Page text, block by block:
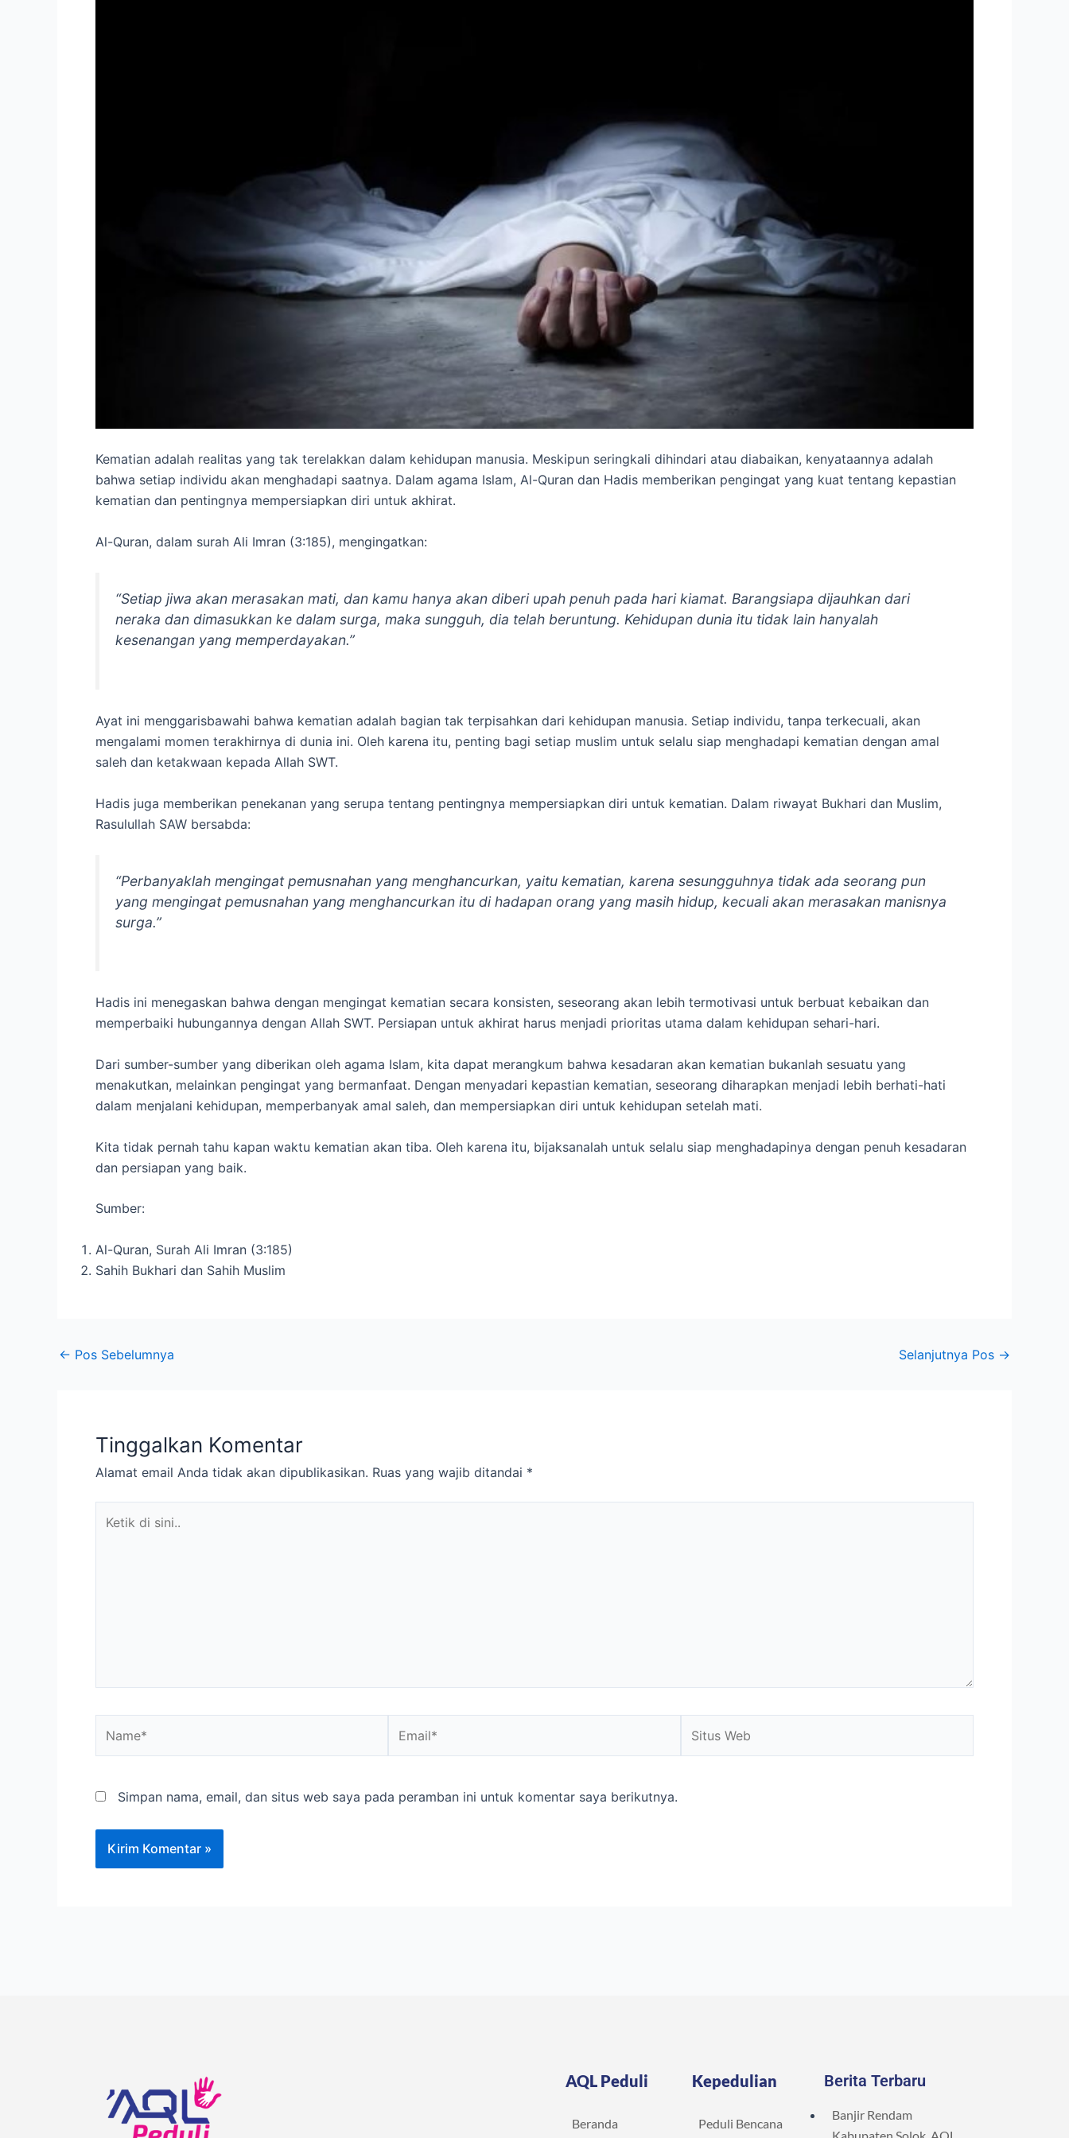
Kematian adalah realitas yang tak terelakkan dalam kehidupan manusia. Meskipun seringkali dihindari atau diabaikan, kenyataannya adalah
bahwa setiap individu akan menghadapi saatnya. Dalam agama Islam, Al-Quran dan Hadis memberikan pengingat yang kuat tentang kepastian
kematian dan pentingnya mempersiapkan diri untuk akhirat.
Al-Quran, dalam surah Ali Imran (3:185), mengingatkan:
“Setiap jiwa akan merasakan mati, dan kamu hanya akan diberi upah penuh pada hari kiamat. Barangsiapa dijauhkan dari
neraka dan dimasukkan ke dalam surga, maka sungguh, dia telah beruntung. Kehidupan dunia itu tidak lain hanyalah
kesenangan yang memperdayakan.”
Ayat ini menggarisbawahi bahwa kematian adalah bagian tak terpisahkan dari kehidupan manusia. Setiap individu, tanpa terkecuali, akan
mengalami momen terakhirnya di dunia ini. Oleh karena itu, penting bagi setiap muslim untuk selalu siap menghadapi kematian dengan amal
saleh dan ketakwaan kepada Allah SWT.
Hadis juga memberikan penekanan yang serupa tentang pentingnya mempersiapkan diri untuk kematian. Dalam riwayat Bukhari dan Muslim,
Rasulullah SAW bersabda:
“Perbanyaklah mengingat pemusnahan yang menghancurkan, yaitu kematian, karena sesungguhnya tidak ada seorang pun
yang mengingat pemusnahan yang menghancurkan itu di hadapan orang yang masih hidup, kecuali akan merasakan manisnya
surga.”
Hadis ini menegaskan bahwa dengan mengingat kematian secara konsisten, seseorang akan lebih termotivasi untuk berbuat kebaikan dan
memperbaiki hubungannya dengan Allah SWT. Persiapan untuk akhirat harus menjadi prioritas utama dalam kehidupan sehari-hari.
Dari sumber-sumber yang diberikan oleh agama Islam, kita dapat merangkum bahwa kesadaran akan kematian bukanlah sesuatu yang
menakutkan, melainkan pengingat yang bermanfaat. Dengan menyadari kepastian kematian, seseorang diharapkan menjadi lebih berhati-hati
dalam menjalani kehidupan, memperbanyak amal saleh, dan mempersiapkan diri untuk kehidupan setelah mati.
Kita tidak pernah tahu kapan waktu kematian akan tiba. Oleh karena itu, bijaksanalah untuk selalu siap menghadapinya dengan penuh kesadaran
dan persiapan yang baik.
Sumber:
Al-Quran, Surah Ali Imran (3:185)
Sahih Bukhari dan Sahih Muslim
← Pos Sebelumnya Selanjutnya Pos →
Tinggalkan Komentar
Alamat email Anda tidak akan dipublikasikan. Ruas yang wajib ditandai *
Web
Simpan nama, email, dan situs web saya pada peramban ini untuk komentar saya berikutnya.
AQL Peduli
Beranda
Kepedulian
Peduli Bencana
Berita Terbaru
Banjir Rendam